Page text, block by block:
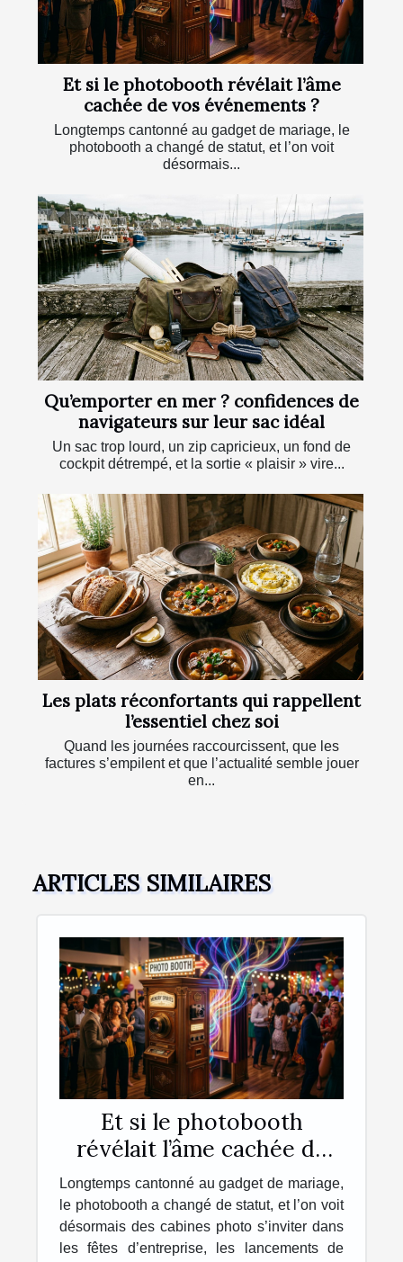
Et si le photobooth révélait l’âme
cachée de vos événements ?
Longtemps cantonné au gadget de mariage, le
photobooth a changé de statut, et l’on voit
désormais...
Qu’emporter en mer ? confidences de
navigateurs sur leur sac idéal
Un sac trop lourd, un zip capricieux, un fond de
cockpit détrempé, et la sortie « plaisir » vire...
Les plats réconfortants qui rappellent
l’essentiel chez soi
Quand les journées raccourcissent, que les
factures s’empilent et que l’actualité semble jouer
en...
ARTICLES SIMILAIRES
Et si le photobooth
révélait l’âme cachée de
vos événements ?
Longtemps cantonné au gadget de mariage,
le photobooth a changé de statut, et l’on voit
désormais des cabines photo s’inviter dans
les fêtes d’entreprise, les lancements de